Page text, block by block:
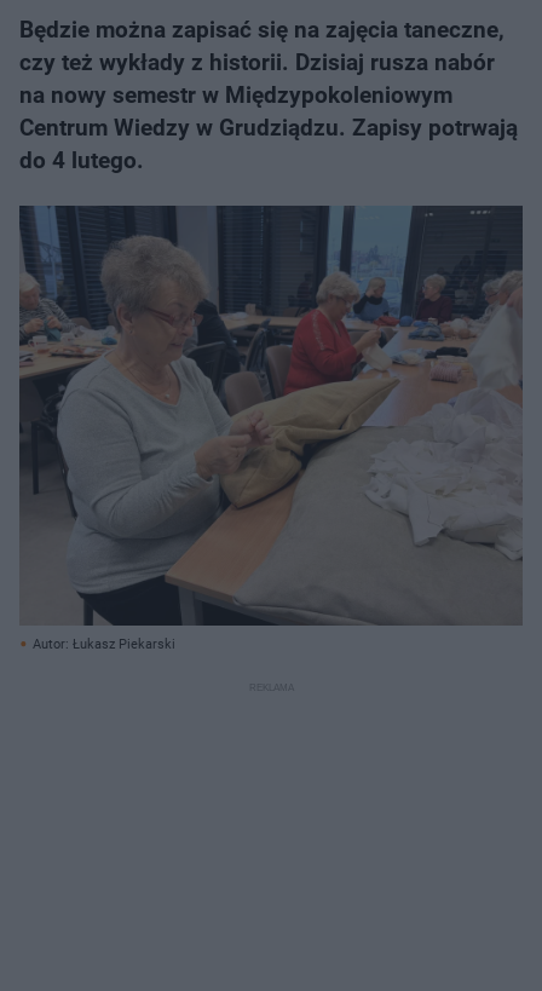
​Będzie można zapisać się na zajęcia taneczne,
czy też wykłady z historii. Dzisiaj rusza nabór
na nowy semestr w Międzypokoleniowym
Centrum Wiedzy w Grudziądzu. Zapisy potrwają
do 4 lutego.​
Autor: Łukasz Piekarski